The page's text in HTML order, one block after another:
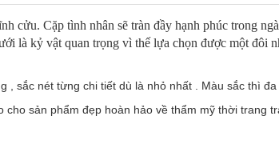
cửu. Cặp tình nhân sẽ tràn đầy hạnh phúc trong
là kỷ vật quan trọng vì thế lựa chọn được một đôi
sắc nét từng chi tiết dù là nhỏ nhất . Màu sắc thì đa
sản phẩm đẹp hoàn hảo về thẩm mỹ thời trang